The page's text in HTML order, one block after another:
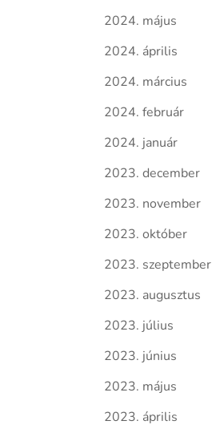
2024. május
2024. április
2024. március
2024. február
2024. január
2023. december
2023. november
2023. október
2023. szeptember
2023. augusztus
2023. július
2023. június
2023. május
2023. április